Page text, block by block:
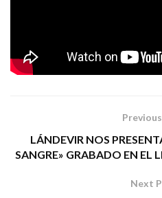
Tags: la noche en calma pop
LÁNDEVIR NOS
SANGRE» GRABADO EN EL
Next